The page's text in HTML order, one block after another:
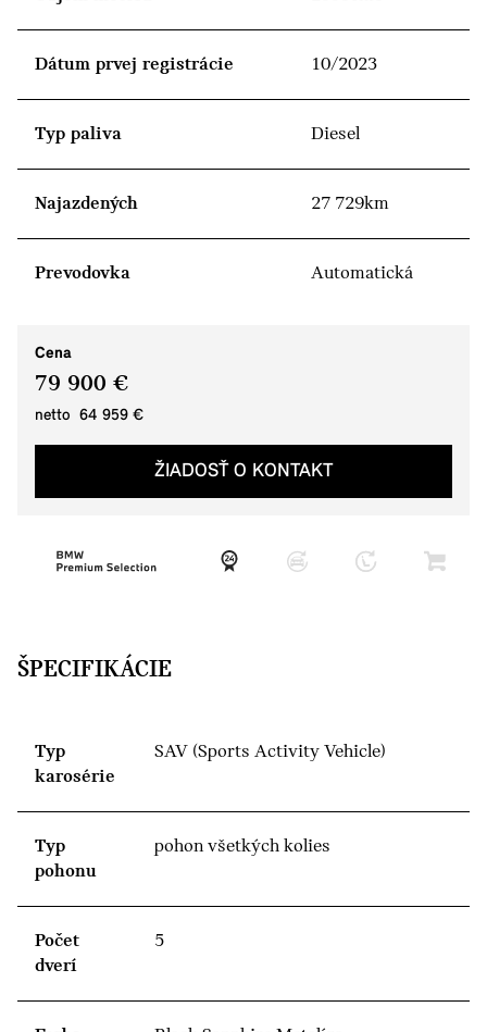
Dátum prvej registrácie 10/2023
Typ paliva Diesel
Najazdených 27 729km
Prevodovka Automatická
Cena
79 900 €
netto 64 959 €
ŽIADOSŤ O KONTAKT
ŠPECIFIKÁCIE
Typ
karosérie
SAV (Sports Activity Vehicle)
Typ
pohonu
pohon všetkých kolies
Počet
dverí
5